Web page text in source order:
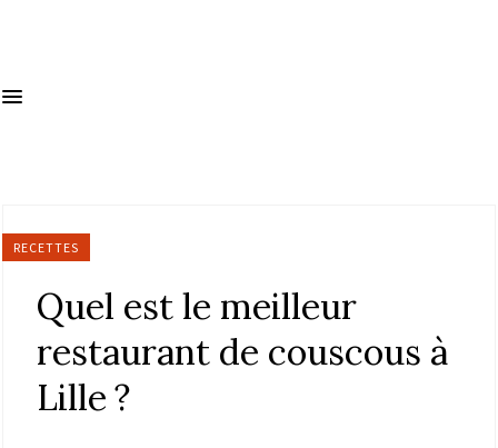
RECETTES
Quel est le meilleur
restaurant de couscous à
Lille ?